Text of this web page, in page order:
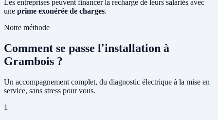
Les entreprises peuvent financer la recharge de leurs salariés avec
une prime exonérée de charges.
Notre méthode
Comment se passe l'installation à
Grambois ?
Un accompagnement complet, du diagnostic électrique à la mise en
service, sans stress pour vous.
1